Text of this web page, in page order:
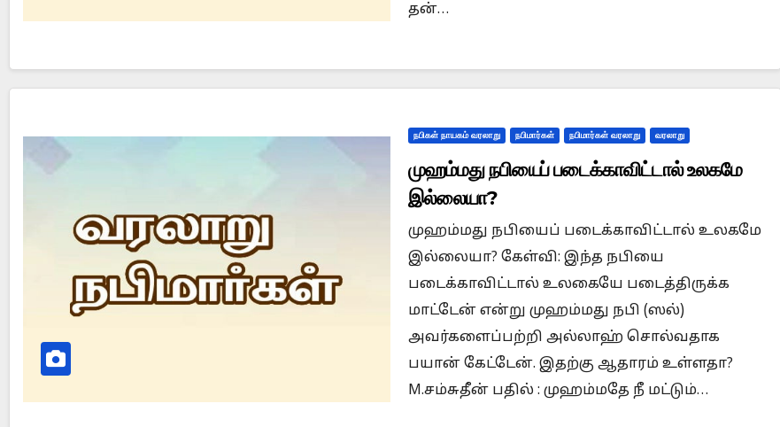
தன்…
நபிகள் நாயகம் வரலாறு நபிமார்கள் நபிமார்கள் வரலாறு வரலாறு
முஹம்மது நபியைப் படைக்காவிட்டால் உலகமே
இல்லையா?
முஹம்மது நபியைப் படைக்காவிட்டால் உலகமே
இல்லையா? கேள்வி: இந்த நபியை
படைக்காவிட்டால் உலகையே படைத்திருக்க
மாட்டேன் என்று முஹம்மது நபி (ஸல்)
அவர்களைப்பற்றி அல்லாஹ் சொல்வதாக
பயான் கேட்டேன். இதற்கு ஆதாரம் உள்ளதா?
M.சம்சுதீன் பதில் : முஹம்மதே நீ மட்டும்…